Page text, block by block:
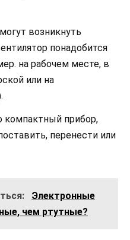
возникнуть
понадобится
на рабочем месте, в
или на
прибор,
перенести или
Электронные
чем ртутные?